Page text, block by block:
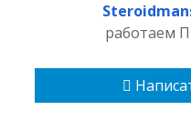
работаем